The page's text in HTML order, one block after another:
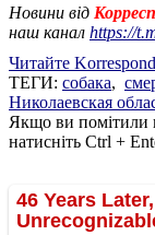
Новини від
наш канал https://
Читайте
ТЕГИ: собака,
Николаевская
Якщо ви помітили
натисніть Ctrl +